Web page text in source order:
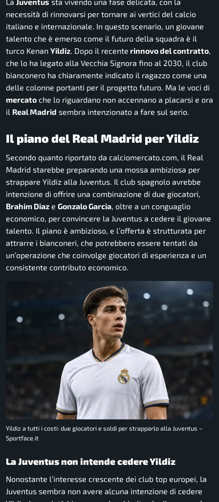
necessità di rinnovarsi per tornare ai vertici del calcio
italiano e internazionale. In questo scenario, un giovane
talento che è emerso come il futuro della squadra è il
turco Kenan Yildiz. Dopo il recente rinnovo del contratto,
che lo ha legato alla Vecchia Signora fino al 2030, il club
bianconero ha chiaramente indicato il ragazzo come una
delle colonne portanti per il progetto futuro. Ma le voci di
mercato che lo riguardano non accennano a placarsi e ora
il Real Madrid sembra intenzionato a fare sul serio.
Il piano del Real Madrid per Yildiz
Secondo quanto riportato da calciomercato.com, il Real
Madrid starebbe preparando una mossa ambiziosa per
strappare Yildiz alla Juventus. Il club spagnolo avrebbe
intenzione di offrire una combinazione di due giocatori,
Brahim Diaz e Gonzalo Garcia, oltre a un conguaglio
economico, per convincere la Juventus a cedere il giovane
talento. Il piano è ambizioso, e l’offerta è strutturata per
attrarre i bianconeri, che potrebbero essere tentati da
un’operazione che coinvolge giocatori di esperienza e un
consistente contributo economico.
Yildiz a tutti i costi: due giocatori e soldi per strapparlo alla Juventus –
Sportface.it
La Juventus non intende cedere Yildiz
Nonostante l’interesse crescente dei club top europei, la
Juventus sembra non avere alcuna intenzione di cedere